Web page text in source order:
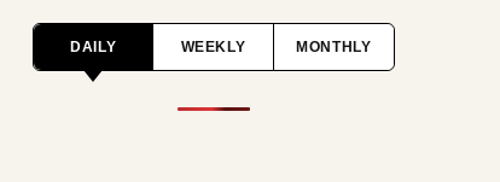
DAILY WEEKLY MONTHLY